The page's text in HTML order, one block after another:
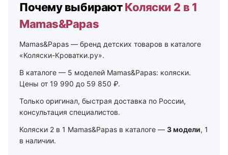
Почему выбираютКоляски 2 в 1
Mamas&Papas
Mamas&Papas — бренд детских товаров в каталоге
«Коляски-Кроватки.ру».
В каталоге — 5 моделей Mamas&Papas: коляски.
Цены от 19 990 до 59 850 ₽.
Только оригинал, быстрая доставка по России,
консультация специалистов.
Коляски 2 в 1 Mamas&Papas в каталоге — 3 модели, 1
в наличии.